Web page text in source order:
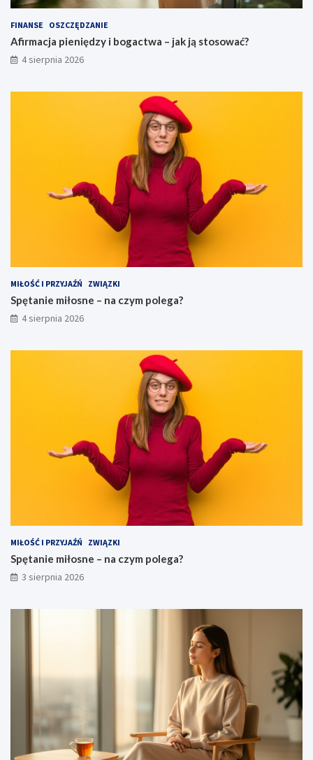
FINANSE OSZCZĘDZANIE
Afirmacja pieniędzy i bogactwa – jak ją stosować?
4 sierpnia 2026
MIŁOŚĆ I PRZYJAŹŃ ZWIĄZKI
Spętanie miłosne – na czym polega?
4 sierpnia 2026
MIŁOŚĆ I PRZYJAŹŃ ZWIĄZKI
Spętanie miłosne – na czym polega?
3 sierpnia 2026